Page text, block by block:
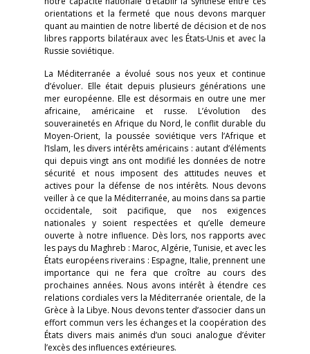
orientations et la fermeté que nous devons marquer
quant au maintien de notre liberté de décision et de nos
libres rapports bilatéraux avec les États-Unis et avec la
Russie soviétique.
La Méditerranée a évolué sous nos yeux et continue
d’évoluer. Elle était depuis plusieurs générations une
mer européenne. Elle est désormais en outre une mer
africaine, américaine et russe. L’évolution des
souverainetés en Afrique du Nord, le conflit durable du
Moyen-Orient, la poussée soviétique vers l’Afrique et
l’Islam, les divers intérêts américains : autant d’éléments
qui depuis vingt ans ont modifié les données de notre
sécurité et nous imposent des attitudes neuves et
actives pour la défense de nos intérêts. Nous devons
veiller à ce que la Méditerranée, au moins dans sa partie
occidentale, soit pacifique, que nos exigences
nationales y soient respectées et qu’elle demeure
ouverte à notre influence. Dès lors, nos rapports avec
les pays du Maghreb : Maroc, Algérie, Tunisie, et avec les
États européens riverains : Espagne, Italie, prennent une
importance qui ne fera que croître au cours des
prochaines années. Nous avons intérêt à étendre ces
relations cordiales vers la Méditerranée orientale, de la
Grèce à la Libye. Nous devons tenter d’associer dans un
effort commun vers les échanges et la coopération des
États divers mais animés d’un souci analogue d’éviter
l’excès des influences extérieures.